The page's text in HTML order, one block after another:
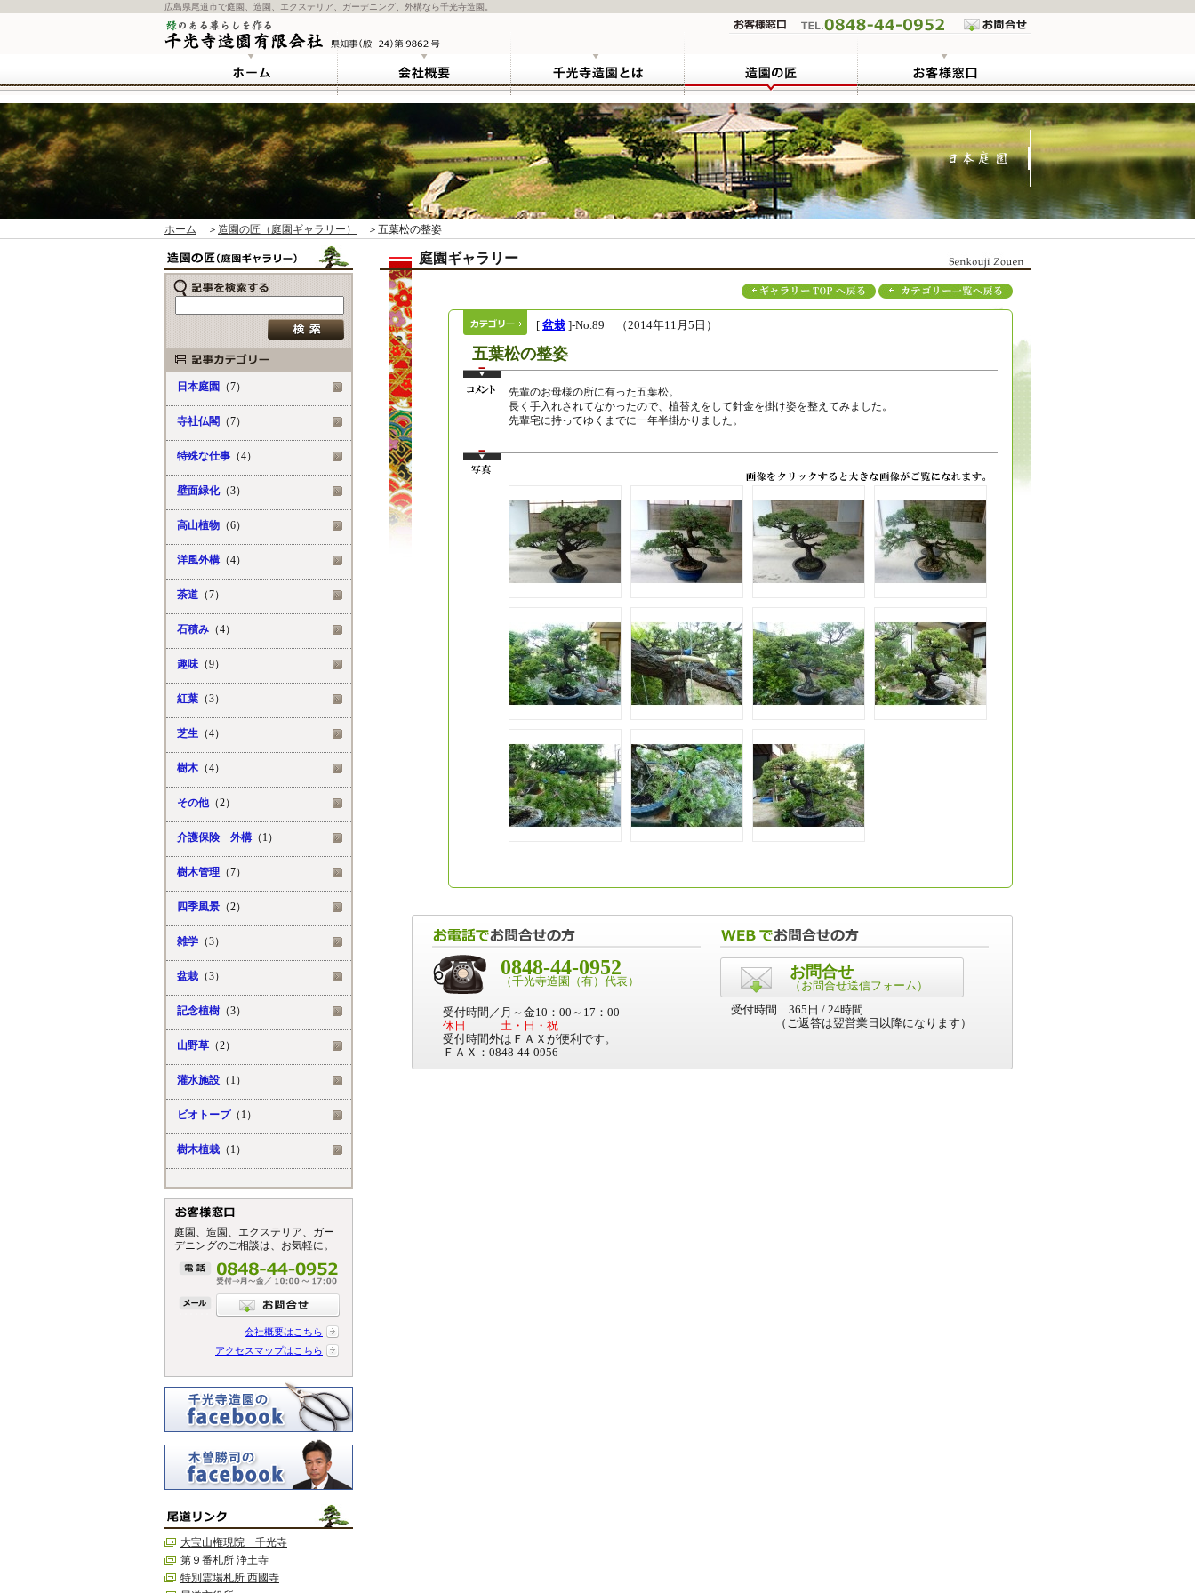
広島県尾道市で庭園、造園、エクステリア、ガーデニング、外構なら千光寺造園。
ホーム ＞ 造園の匠（庭園ギャラリー） ＞五葉松の整姿
庭園ギャラリー
[ 盆栽 ]-No.89 （2014年11月5日）
五葉松の整姿
先輩のお母様の所に有った五葉松。
長く手入れされてなかったので、植替えをして針金を掛け姿を整えてみました。
先輩宅に持ってゆくまでに一年半掛かりました。
0848-44-0952
（千光寺造園（有）代表）
受付時間／月～金10：00～17：00
休日 土・日・祝
受付時間外はＦＡＸが便利です。
ＦＡＸ：0848-44-0956
お問合せ
（お問合せ送信フォーム）
受付時間 365日 / 24時間
（ご返答は翌営業日以降になります）
日本庭園 （7）
寺社仏閣 （7）
特殊な仕事 （4）
壁面緑化（3）
高山植物 （6）
洋風外構（4）
茶道 （7）
石積み （4）
趣味 （9）
紅葉 （3）
芝生 （4）
樹木 （4）
その他（2）
介護保険 外構（1）
樹木管理 （7）
四季風景 （2）
雑学 （3）
盆栽 （3）
記念植樹 （3）
山野草 （2）
灌水施設 （1）
ビオトープ（1）
樹木植栽 （1）
庭園、造園、エクステリア、ガー
デニングのご相談は、お気軽に。
会社概要はこちら
アクセスマップはこちら
大宝山権現院 千光寺
第９番札所 浄土寺
特別霊場札所 西國寺